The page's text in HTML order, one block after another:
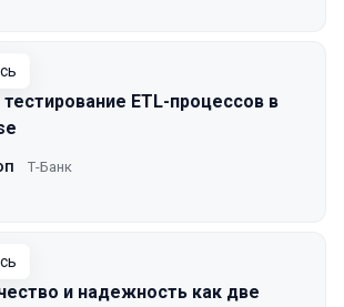
ETL-процессов в
Т-Банк
и надежность как две